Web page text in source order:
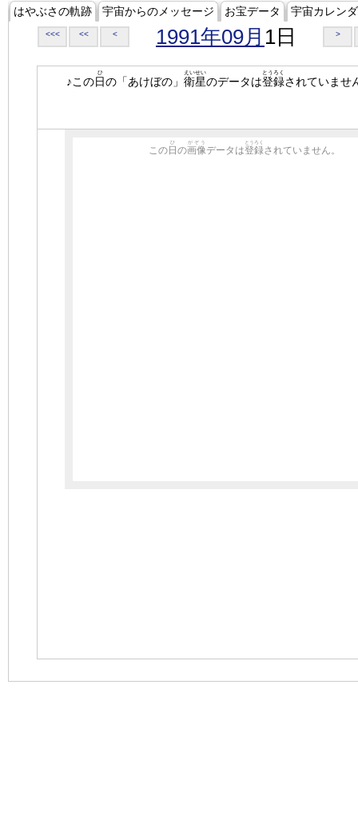
はやぶさの軌跡 宇宙からのメッセージ お宝データ 宇宙カレン
<<< << < 1991年09月 1日 >
♪この日
ひ
の「あけぼの」 衛星
えいせい
のデータは登録
とうろく
されていませ
この 日
ひ
の画像
がぞう
データは登録
とうろく
されていません。